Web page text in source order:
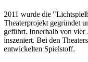
2011 wurde die
Theaterprojekt gegründet
geführt. Innerhalb von vier
inszeniert. Bei den
entwickelten Spielstoff.